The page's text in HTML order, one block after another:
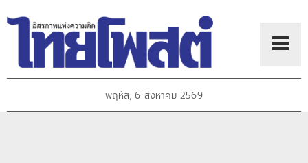
พฤหัส, 6 สิงหาคม 2569